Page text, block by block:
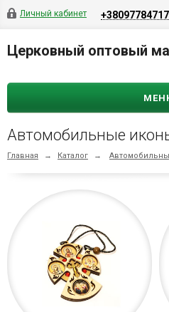
Личный кабинет
Церковный оптовый
Автомобильные
Главная → Каталог →